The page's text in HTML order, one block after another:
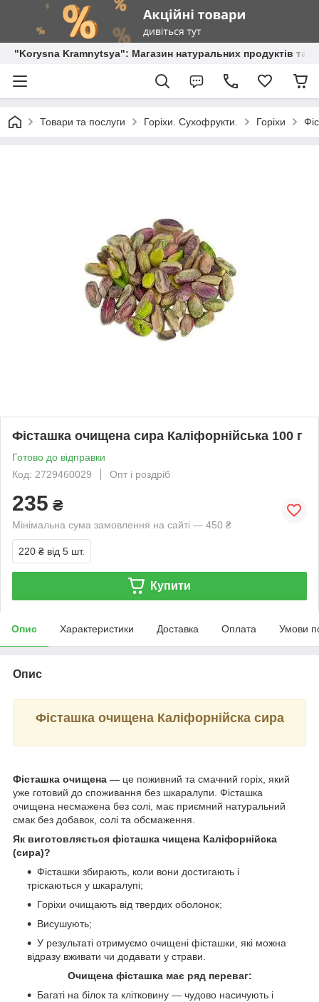
"Korysna Kramnytsya": Магазин натуральних продуктів та
Товари та послуги Горіхи. Сухофрукти. Горіхи
Фісташка очищена сира Каліфорнійська 100 г
Готово до відправки
Код: 2729460029
Опт і роздріб
235 ₴
Мінімальна сума замовлення на сайті — 450 ₴
220 ₴ від 5 шт.
Купити
Опис Характеристики Доставка Оплата Умови
Опис
Фісташка очищена Каліфорнійска сира
Фісташка очищена — це поживний та смачний горіх, який
уже готовий до споживання без шкаралупи. Фісташка
очищена несмажена без солі, має приємний натуральний
смак без добавок, солі та обсмаження.
Як виготовляється фісташка чищена Каліфорнійска
(сира)?
Фісташки збирають, коли вони достигають і
тріскаються у шкаралупі;
Горіхи очищають від твердих оболонок;
Висушують;
У результаті отримуємо очищені фісташки, які можна
відразу вживати чи додавати у страви.
Очищена фісташка має ряд переваг:
Багаті на білок та клітковину — чудово насичують і